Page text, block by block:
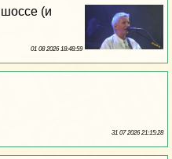
(и
01 08 2026 18:48:59
31 07 2026 21:15:28